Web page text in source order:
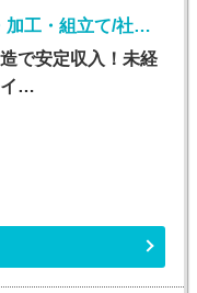
検査・品質チェック(部品の検品・加工・組立て/社宅費全額補助)
で安定収入！未経
イ…